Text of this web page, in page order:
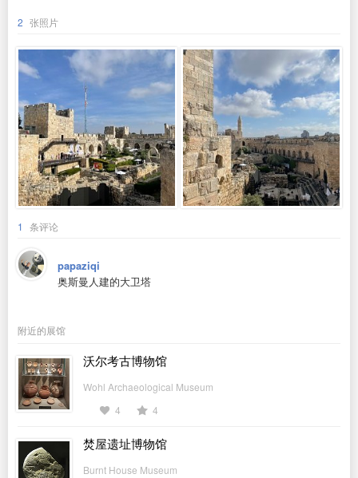
2 张照片
1 条评论
papaziqi
奥斯曼人建的大卫塔
附近的展馆
沃尔考古博物馆
Wohl Archaeological Museum
4
4
焚屋遗址博物馆
Burnt House Museum